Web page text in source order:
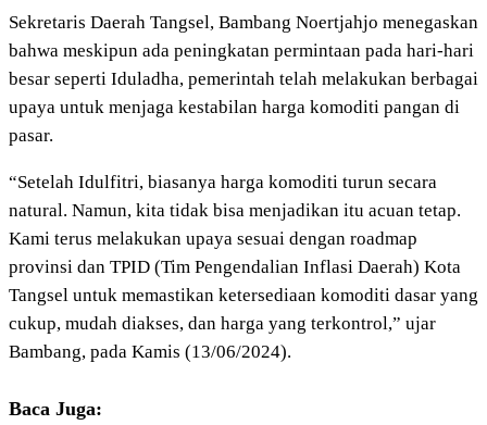
Sekretaris Daerah Tangsel, Bambang Noertjahjo menegaskan
bahwa meskipun ada peningkatan permintaan pada hari-hari
besar seperti Iduladha, pemerintah telah melakukan berbagai
upaya untuk menjaga kestabilan harga komoditi pangan di
pasar.
“Setelah Idulfitri, biasanya harga komoditi turun secara
natural. Namun, kita tidak bisa menjadikan itu acuan tetap.
Kami terus melakukan upaya sesuai dengan roadmap
provinsi dan TPID (Tim Pengendalian Inflasi Daerah) Kota
Tangsel untuk memastikan ketersediaan komoditi dasar yang
cukup, mudah diakses, dan harga yang terkontrol,” ujar
Bambang, pada Kamis (13/06/2024).
Baca Juga: